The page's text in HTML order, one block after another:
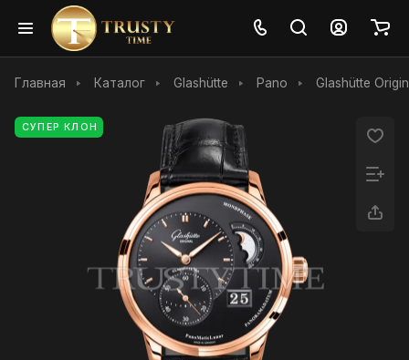
Главная Каталог Glashütte Pano Glashütte
СУПЕР КЛОН